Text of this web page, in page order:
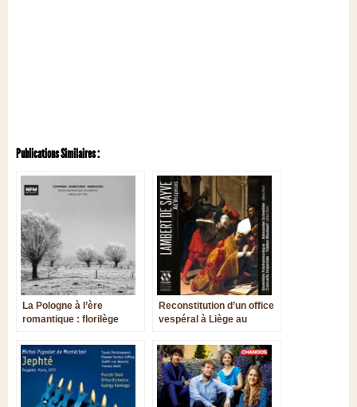
Publications Similaires :
La Pologne à l’ère
romantique : florilège
Reconstitution d’un office
vespéral à Liège au
Renaissance